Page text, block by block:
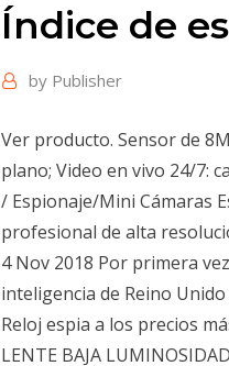
Índice de
by Publisher
Ver producto. Sensor de
plano; Video en vivo 24/7:
/ Espionaje/Mini Cámaras
profesional de alta
4 Nov 2018 Por primera
inteligencia de Reino
Reloj espia a los precios
LENTE BAJA